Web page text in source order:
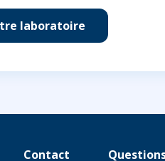
laboratoire
Contact